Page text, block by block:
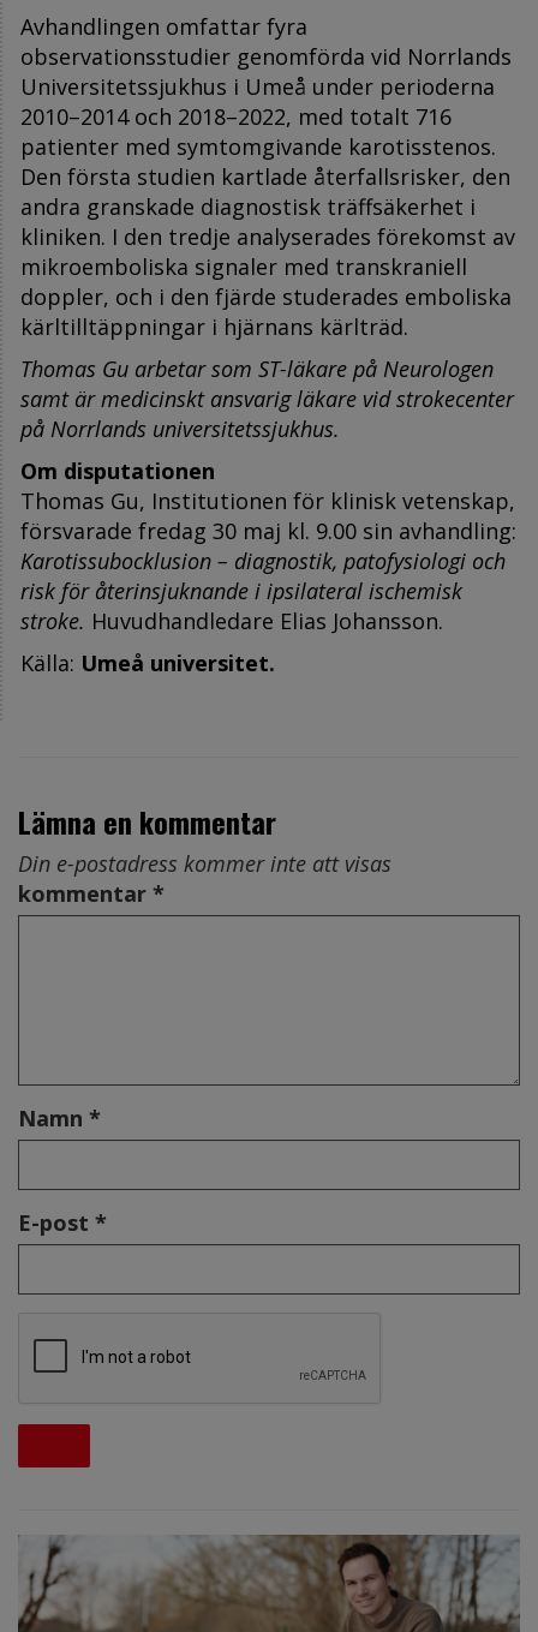
Avhandlingen omfattar fyra
observationsstudier genomförda vid Norrlands
Universitetssjukhus i Umeå under perioderna
2010–2014 och 2018–2022, med totalt 716
patienter med symtomgivande karotisstenos.
Den första studien kartlade återfallsrisker, den
andra granskade diagnostisk träffsäkerhet i
kliniken. I den tredje analyserades förekomst av
mikroemboliska signaler med transkraniell
doppler, och i den fjärde studerades emboliska
kärltilltäppningar i hjärnans kärlträd.
Thomas Gu arbetar som ST-läkare på Neurologen
samt är medicinskt ansvarig läkare vid strokecenter
på Norrlands universitetssjukhus.
Om disputationen
Thomas Gu, Institutionen för klinisk vetenskap,
försvarade fredag 30 maj kl. 9.00 sin avhandling:
Karotissubocklusion – diagnostik, patofysiologi och
risk för återinsjuknande i ipsilateral ischemisk
stroke. Huvudhandledare Elias Johansson.
Källa: Umeå universitet.
Lämna en kommentar
Din e-postadress kommer inte att visas
kommentar *
Namn *
E-post *